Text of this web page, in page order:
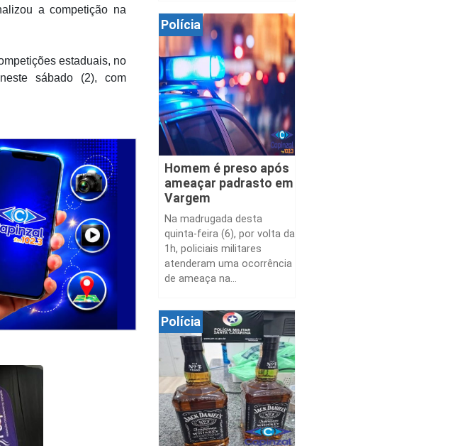
a competição na
estaduais, no
sábado (2), com
Polícia
Homem é preso após
ameaçar padrasto em
Vargem
Na madrugada desta
quinta-feira (6), por volta da
1h, policiais militares
atenderam uma ocorrência
de ameaça na...
Polícia